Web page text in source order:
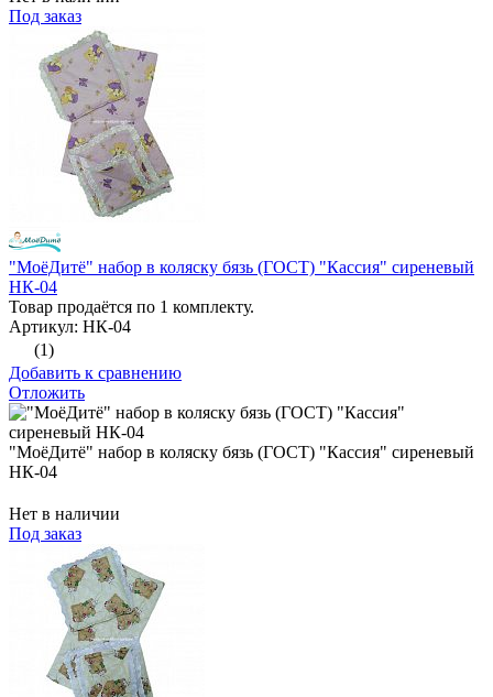
Под заказ
"МоёДитё" набор в коляску бязь (ГОСТ) "Кассия" сиреневый
НК-04
Товар продаётся по 1 комплекту.
Артикул: НК-04
(1)
Добавить к сравнению
Отложить
"МоёДитё" набор в коляску бязь (ГОСТ) "Кассия" сиреневый
НК-04
Нет в наличии
Под заказ